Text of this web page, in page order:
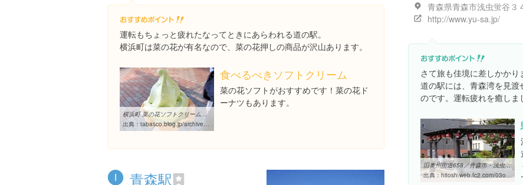
運転もちょっと疲れたなってときにあらわれる道の駅。
横浜町は菜の花が有名なので、菜の花押しの商品が沢山あります。
横浜町 菜の花ソフトクリーム、菜の花ドーナッツ 道の駅よこはま ...
出典： tabasco.blog.jp/archives/1003408650.html
食べるべきソフトクリーム
菜の花ソフトがおすすめです！菜の花ド
ーナツもあります。
http://www.yu-sa.jp/
さて旅も佳境に差しかか
道の駅には、青森湾を見
のです。運転疲れを癒しま
旧奥州街道658／青森市・浅虫温泉2／街道写真紀行／Hitosh
出典：hitosh.web.fc2.com/03osyudo2/21osyudo39/658asamusionsen.html
青森駅